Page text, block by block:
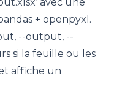
avec une
+ openpyxl.
--output, --
si la feuille ou les
affiche un